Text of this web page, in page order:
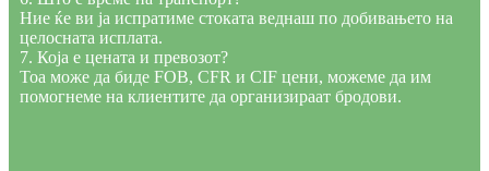
Ние ќе ви ја испратиме стоката веднаш по добивањето на
целосната исплата.
7. Која е цената и превозот?
Тоа може да биде FOB, CFR и CIF цени, можеме да им
помогнеме на клиентите да организираат бродови.